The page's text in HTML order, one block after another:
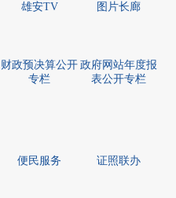
雄安TV 图片长廊
财政预决算公开
专栏
政府网站年度报
表公开专栏
便民服务
证照联办